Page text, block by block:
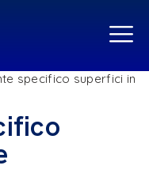
specifico superfici in